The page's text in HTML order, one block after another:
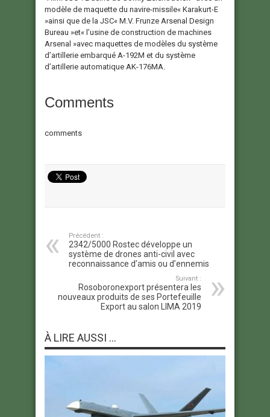
modèle de maquette du navire-missile« Karakurt-E
»ainsi que de la JSC« M.V. Frunze Arsenal Design
Bureau »et« l’usine de construction de machines
Arsenal »avec maquettes de modèles du système
d’artillerie embarqué A-192M et du système
d’artillerie automatique AK-176MA.
Comments
comments
Précédent :
2342/5000 Rostec développe un
système de drones anti-civil avec
reconnaissance d’amis ou d’ennemis
Suivant :
Rosoboronexport présentera les
nouveaux produits de ses Portefeuille
Export au salon LIMA 2019
À LIRE AUSSI ...